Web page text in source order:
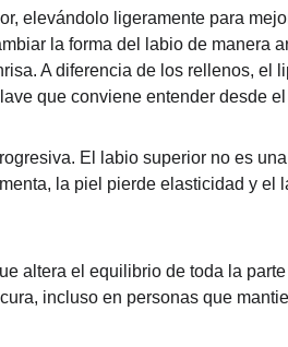
elevándolo ligeramente para
la forma del labio de manera
A diferencia de los rellenos, el
que conviene entender desde
El labio superior no es
la piel pierde elasticidad y el
altera el equilibrio de toda la
incluso en personas que